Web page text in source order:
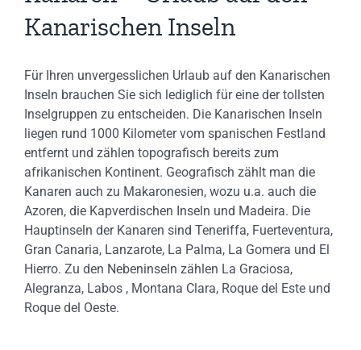
Kanarischen Inseln
Für Ihren unvergesslichen Urlaub auf den Kanarischen
Inseln brauchen Sie sich lediglich für eine der tollsten
Inselgruppen zu entscheiden. Die Kanarischen Inseln
liegen rund 1000 Kilometer vom spanischen Festland
entfernt und zählen topografisch bereits zum
afrikanischen Kontinent. Geografisch zählt man die
Kanaren auch zu Makaronesien, wozu u.a. auch die
Azoren, die Kapverdischen Inseln und Madeira. Die
Hauptinseln der Kanaren sind Teneriffa, Fuerteventura,
Gran Canaria, Lanzarote, La Palma, La Gomera und El
Hierro. Zu den Nebeninseln zählen La Graciosa,
Alegranza, Labos , Montana Clara, Roque del Este und
Roque del Oeste.